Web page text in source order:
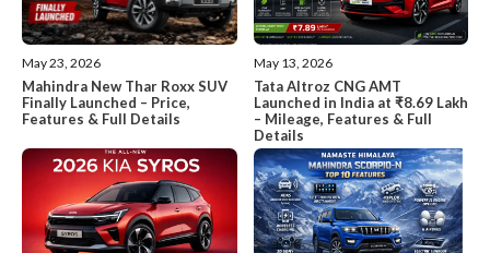
May 23, 2026
Mahindra New Thar Roxx SUV
Finally Launched – Price,
Features & Full Details
May 13, 2026
Tata Altroz CNG AMT
Launched in India at ₹8.69 Lakh
– Mileage, Features & Full
Details